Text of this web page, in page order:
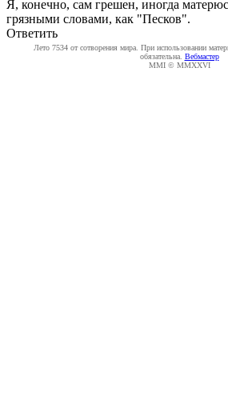
Я, конечно, сам грешен, иногда
грязными словами, как "Песков".
Ответить
Лето 7534 от сотворения мира. При использовании
обязательна. Вебмастер
MMI © MMXXVI